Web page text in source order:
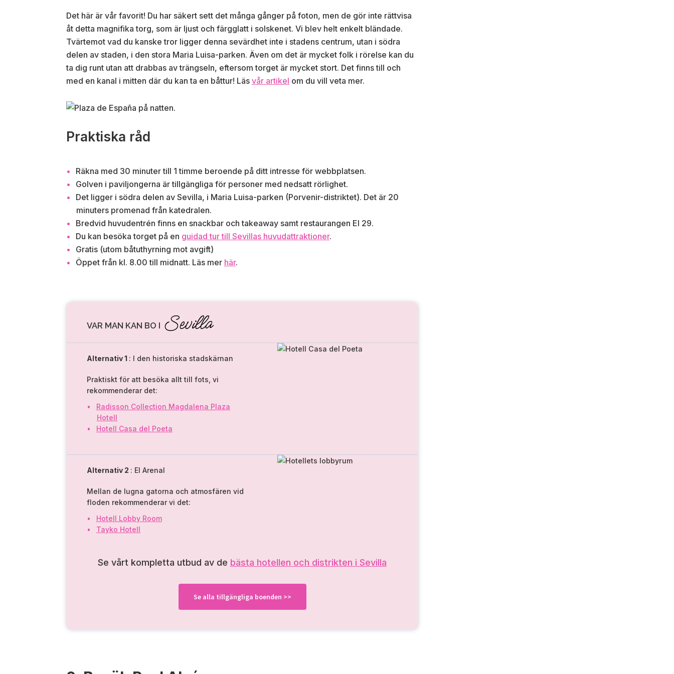
Det här är vår favorit! Du har säkert sett det många gånger på foton, men de gör inte rättvisa
åt detta magnifika torg, som är ljust och färgglatt i solskenet. Vi blev helt enkelt bländade.
Tvärtemot vad du kanske tror ligger denna sevärdhet inte i stadens centrum, utan i södra
delen av staden, i den stora Maria Luisa-parken. Även om det är mycket folk i rörelse kan du
ta dig runt utan att drabbas av trängseln, eftersom torget är mycket stort. Det finns till och
med en kanal i mitten där du kan ta en båttur! Läs vår artikel om du vill veta mer.
Praktiska råd
Räkna med 30 minuter till 1 timme beroende på ditt intresse för webbplatsen.
Golven i paviljongerna är tillgängliga för personer med nedsatt rörlighet.
Det ligger i södra delen av Sevilla, i Maria Luisa-parken (Porvenir-distriktet). Det är 20
minuters promenad från katedralen.
Bredvid huvudentrén finns en snackbar och takeaway samt restaurangen El 29.
Du kan besöka torget på en guidad tur till Sevillas huvudattraktioner.
Gratis (utom båtuthyrning mot avgift)
Öppet från kl. 8.00 till midnatt. Läs mer här.
VAR MAN KAN BO I Sevilla
Alternativ 1 : I den historiska stadskärnan
Praktiskt för att besöka allt till fots, vi
rekommenderar det:
Radisson Collection Magdalena Plaza
Hotell
Hotell Casa del Poeta
Alternativ 2 : El Arenal
Mellan de lugna gatorna och atmosfären vid
floden rekommenderar vi det:
Hotell Lobby Room
Tayko Hotell
Se vårt kompletta utbud av de bästa hotellen och distrikten i Sevilla
Se alla tillgängliga boenden >>